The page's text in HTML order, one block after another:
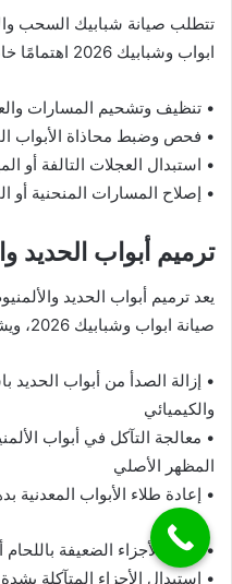
تتطلب صيانة شبابيك السحب
ابواب وشبابيك 2026 اهتمامًا خاصًا:
• تنظيف وتشحيم المسارات
• فحص وضبط محاذاة الأبواب
• استبدال العجلات التالفة أو
• إصلاح المسارات المنحنية أو
ترميم أبواب الحديد
يعد ترميم أبواب الحديد
صيانة ابواب وشبابيك 2026، ويشمل:
• إزالة الصدأ من أبواب الحديد
والكيميائي
• معالجة التآكل في أبواب
المظهر الأصلي
• إعادة طلاء الأبواب المعدنية
• تقوية الأجزاء الضعيفة
• استبدال الأجزاء المتآكلة